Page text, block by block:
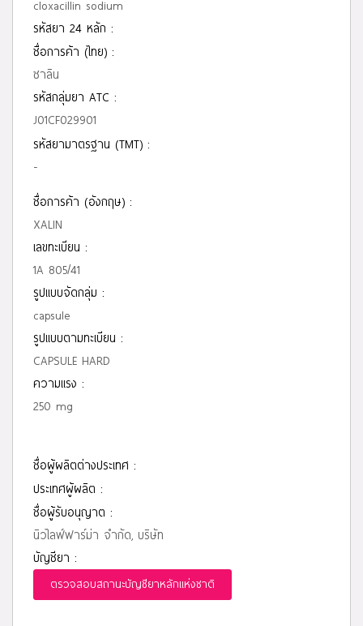
cloxacillin sodium
รหัสยา 24 หลัก :
ชื่อการค้า (ไทย) :
ซาลิน
รหัสกลุ่มยา ATC :
J01CF029901
รหัสยามาตรฐาน (TMT) :
-
ชื่อการค้า (อังกฤษ) :
XALIN
เลขทะเบียน :
1A 805/41
รูปแบบจัดกลุ่ม :
capsule
รูปแบบตามทะเบียน :
CAPSULE HARD
ความแรง :
250 mg
ชื่อผู้ผลิตต่างประเทศ :
ประเทศผู้ผลิต :
ชื่อผู้รับอนุญาต :
นิวไลฟ์ฟาร์ม่า จำกัด, บริษัท
บัญชียา :
ตรวจสอบสถานะบัญชียาหลักแห่งชาติ